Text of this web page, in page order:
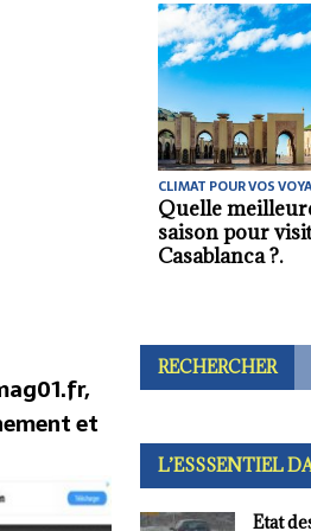
et
CLIMAT POUR VOS
Quelle
saison pour
Casablanca ?.
RECHERCHER
L’ESSSENTIEL
Etat